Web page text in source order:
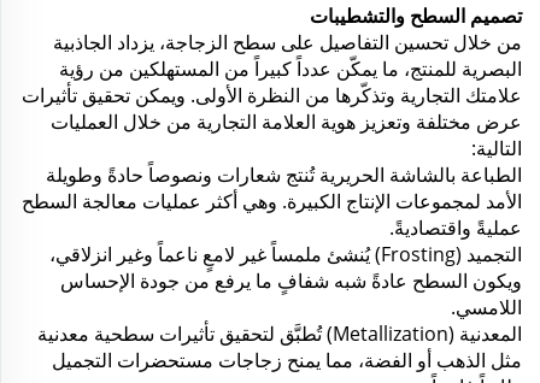
تصميم السطح والتشطيبات
من خلال تحسين التفاصيل على سطح الزجاجة، يزداد الجاذبية
البصرية للمنتج، ما يمكّن عدداً كبيراً من المستهلكين من رؤية
علامتك التجارية وتذكّرها من النظرة الأولى. ويمكن تحقيق تأثيرات
عرض مختلفة وتعزيز هوية العلامة التجارية من خلال العمليات
التالية:
الطباعة بالشاشة الحريرية تُنتج شعارات ونصوصاً حادةً وطويلة
الأمد لمجموعات الإنتاج الكبيرة. وهي أكثر عمليات معالجة السطح
عمليةً واقتصاديةً.
التجميد (Frosting) يُنشئ ملمساً غير لامعٍ ناعماً وغير انزلاقي،
ويكون السطح عادةً شبه شفافٍ ما يرفع من جودة الإحساس
اللامسي.
المعدنية (Metallization) تُطبَّق لتحقيق تأثيرات سطحية معدنية
مثل الذهب أو الفضة، مما يمنح زجاجات مستحضرات التجميل